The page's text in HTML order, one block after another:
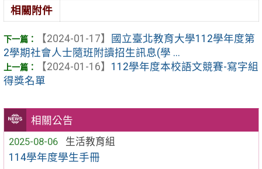
相關公告
2025-08-06
生活教育組
114學年度學生手冊
相關附件
【2024-01-17】
國立臺北教育大學112學年度第
2學期社會人士隨班附讀招生訊息(學 ...
【2024-01-16】 112學年度本校語文競賽-寫字組
得獎名單